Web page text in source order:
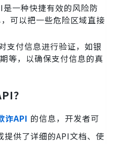
是一种快捷有效的风险防
可以把一些危险区域直接
支付信息进行验证，如银
等，以确保支付信息的真
？
诈API 的信息，开发者可
供了详细的API文档、使